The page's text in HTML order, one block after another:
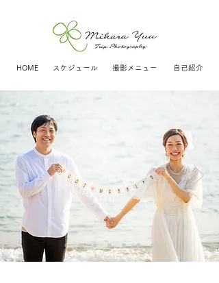
HOME スケジュール 撮影メニュー 自己紹介